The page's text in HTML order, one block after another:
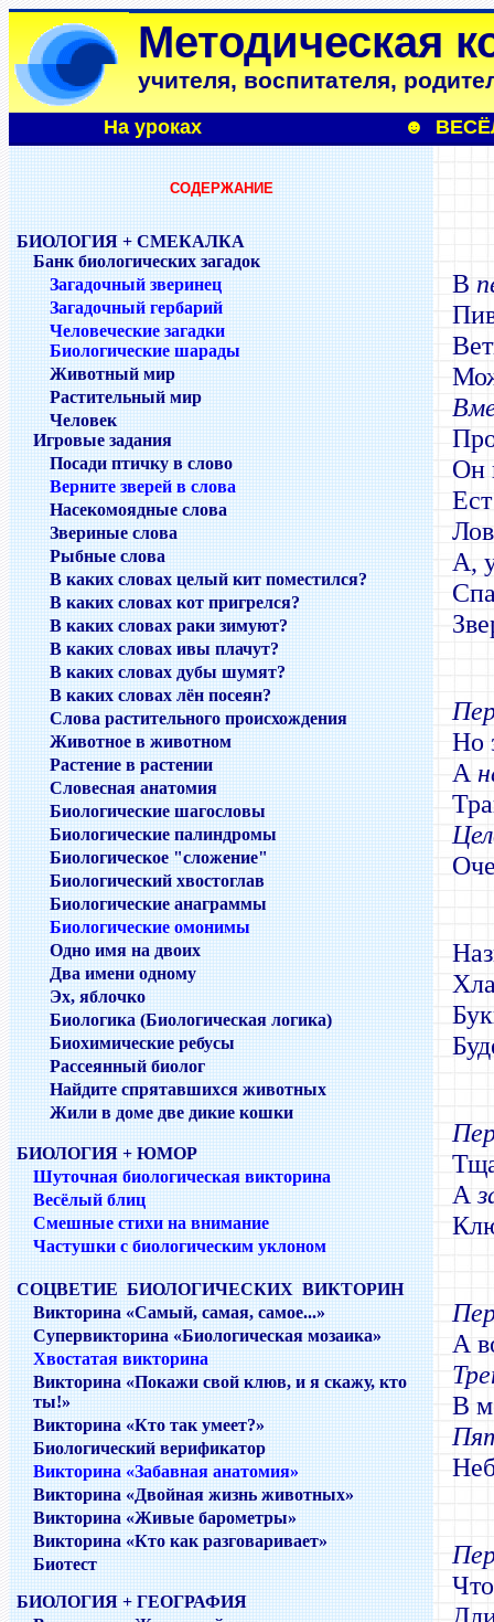
Методическая
учителя, воспитателя,
На уроках ☻
СОДЕРЖАНИЕ
БИОЛОГИЯ + СМЕКАЛКА
Банк биологических загадок
Загадочный зверинец
Загадочный гербарий
Человеческие загадки
Биологические шарады
Животный мир
Растительный мир
Человек
Игровые задания
Посади птичку в слово
Верните зверей в слова
Насекомоядные слова
Звериные слова
Рыбные слова
В каких словах целый кит поместился?
В каких словах кот пригрелся?
В каких словах раки зимуют?
В каких словах ивы плачут?
В каких словах дубы шумят?
В каких словах лён посеян?
Слова растительного происхождения
Животное в животном
Растение в растении
Словесная анатомия
Биологические шагословы
Биологические палиндромы
Биологическое "сложение"
Биологический хвостоглав
Биологические анаграммы
Биологические омонимы
Одно имя на двоих
Два имени одному
Эх, яблочко
Биологика (Биологическая логика)
Биохимические ребусы
Рассеянный биолог
Найдите спрятавшихся животных
Жили в доме две дикие кошки
БИОЛОГИЯ + ЮМОР
Шуточная биологическая викторина
Весёлый блиц
Смешные стихи на внимание
Частушки с биологическим уклоном
СОЦВЕТИЕ БИОЛОГИЧЕСКИХ ВИКТОРИН
Викторина «Самый, самая, самое...»
Супервикторина «Биологическая мозаика»
Хвостатая викторина
Викторина «Покажи свой клюв, и я скажу, кто
ты!»
Викторина «Кто так умеет?»
Биологический верификатор
Викторина «Забавная анатомия»
Викторина «Двойная жизнь животных»
Викторина «Живые барометры»
Викторина «Кто как разговаривает»
Биотест
БИОЛОГИЯ + ГЕОГРАФИЯ
В
Он
А,
Но
А
А
А
В